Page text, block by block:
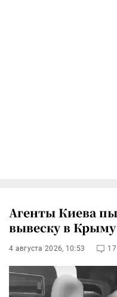
Агенты Киева
вывеску в
4 августа 2026, 10:53 17